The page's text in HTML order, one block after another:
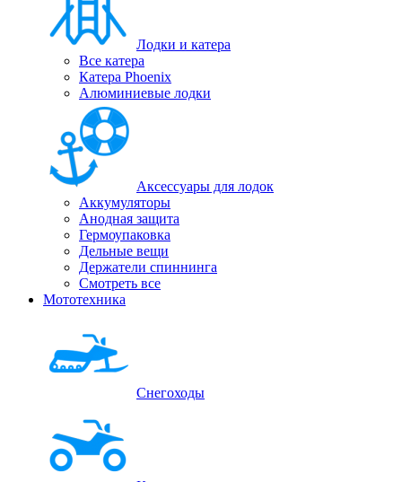
Лодки и катера
Все катера
Катера Phoenix
Алюминиевые лодки
Аксессуары для лодок
Аккумуляторы
Анодная защита
Гермоупаковка
Дельные вещи
Держатели спиннинга
Смотреть все
Мототехника
Снегоходы